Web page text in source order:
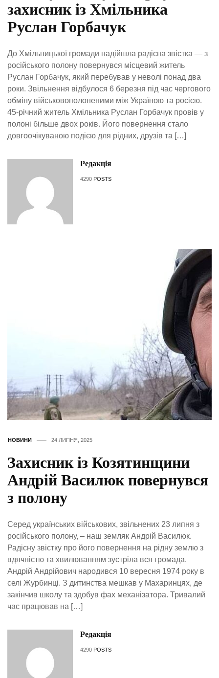
захисник із Хмільника
Руслан Горбачук
До Хмільницької громади надійшла радісна звістка — з
російського полону повернувся місцевий житель
Руслан Горбачук, який перебував у неволі понад два
роки. Звільнення відбулося 6 березня під час чергового
обміну військовополоненими між Україною та росією.
45-річний житель Хмільника Руслан Горбачук провів у
полоні більше двох років. Його повернення стало
довгоочікуваною подією для рідних, друзів та […]
Редакція
4290 POSTS
НОВИНИ 24 ЛИПНЯ, 2025
Захисник із Козятинщини
Андрій Василюк повернувся
з полону
Серед українських військових, звільнених 23 липня з
російського полону, – наш земляк Андрій Василюк.
Радісну звістку про його повернення на рідну землю з
вдячністю та хвилюванням зустріла вся громада.
Андрій Андрійович народився 10 вересня 1974 року в
селі Журбинці. З дитинства мешкав у Махаринцях, де
закінчив школу та здобув фах механізатора. Тривалий
час працював на […]
Редакція
4290 POSTS